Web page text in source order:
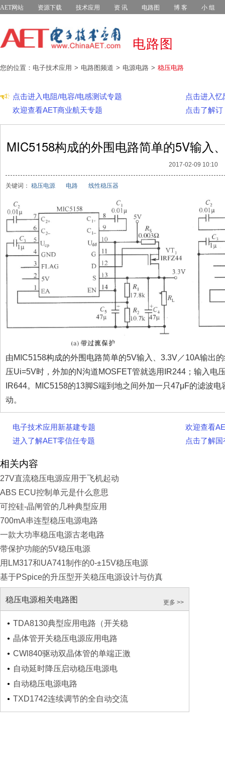
AET网站 资源下载 技术应用 资 讯 电路图 博 客 小 组
电路图
您的位置：电子技术应用 电路图频道 电源电路 稳压电路
点击进入电阻/电容/电感测试专题
点击进入
欢迎查看AET商业航天专题
点击了解
MIC5158构成的外围电路简单的5V输入
2017-02-09 10:10
关键词： 稳压电源 电路 线性稳压器
由MIC5158构成的外围电路简单的5V输入、3.3V／10A输出
压Ui=5V时，外加的N沟道MOSFET管就选用IR244；输入电
IR644。MIC5158的13脚S端到地之间外加一只47μF的滤波
动。
电子技术应用新基建专题
欢迎查看
进入了解AET零信任专题
点击了解
相关内容
27V直流稳压电源应用于飞机起动
ABS ECU控制单元是什么意思
可控硅-晶闸管的几种典型应用
700mA串连型稳压电源电路
一款大功率稳压电源古老电路
带保护功能的5V稳压电源
用LM317和UA741制作的0-±15V稳压电源
基于PSpice的升压型开关稳压电源设计与仿真
稳压电源相关电路图 更多 >>
TDA8130典型应用电路（开关稳
晶体管开关稳压电源应用电路
CWl840驱动双晶体管的单端正激
自动延时降压启动稳压电源电
自动稳压电源电路
TXD1742连续调节的全自动交流